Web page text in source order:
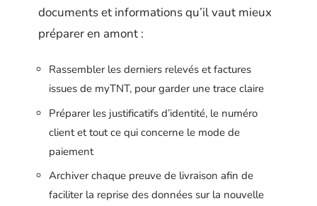
documents et informations qu’il vaut mieux
préparer en amont :
Rassembler les derniers relevés et factures
issues de myTNT, pour garder une trace claire
Préparer les justificatifs d’identité, le numéro
client et tout ce qui concerne le mode de
paiement
Archiver chaque preuve de livraison afin de
faciliter la reprise des données sur la nouvelle